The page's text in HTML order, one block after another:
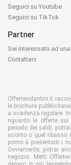
Seguici su Youtube
Seguici su TikTok
Partner
Sei interessato ad
Contattaci
Offertevolantini.it
le brochure
a scadenza regolare.
riguardo le offerte
periodo dei saldi,
sconto o quel ribasso
primo a presentarti i
Ovviamente, potrai
negozio. Metti